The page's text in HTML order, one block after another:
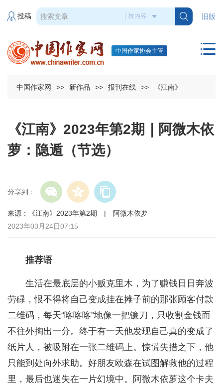
旧版
投稿
中国作家协会主管
中国作家网 >> 新作品 >> 报刊在线 >> 《江南》
《江南》2023年第2期｜阿微木依
萝：隐遁（节选）
分享到：
来源：《江南》2023年第2期 | 阿微木依萝
2023年03月24日07:15
推荐语
生活在最底层的小贩克里木，为了赚钱日日奔波
劳碌，恨不得将自己变成挂在摊子前的那张顾客付款
二维码，每天“喀喀喀”地像一把镰刀，只收割金钱而
不往外掏出一分。终于有一天他发现自己真的变成了
纸片人，被吸附在一张二维码上。惊慌失措之下，他
只能到处向外求助。好朋友欧森在试图解救他的过程
里，最后也迷失在一片幻境中。阿微木依萝这个卡夫